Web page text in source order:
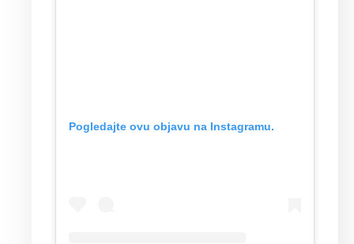
Pogledajte ovu objavu na Instagramu.